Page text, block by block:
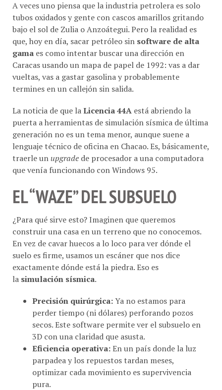
tubos oxidados y gente con cascos amarillos gritando
bajo el sol de Zulia o Anzoátegui. Pero la realidad es
que, hoy en día, sacar petróleo sinsoftware de alta
gamaes como intentar buscar una dirección en
Caracas usando un mapa de papel de 1992: vas a dar
vueltas, vas a gastar gasolina y probablemente
termines en un callejón sin salida.
puerta a herramientas de simulación sísmica de última
generación no es un tema menor, aunque suene a
lenguaje técnico de oficina en Chacao. Es, básicamente,
traerle unupgradede procesador a una computadora
que venía funcionando con Windows 95.
EL “WAZE” DEL SUBSUELO
construir una casa en un terreno que no conocemos.
En vez de cavar huecos a lo loco para ver dónde el
suelo es firme, usamos un escáner que nos dice
exactamente dónde está la piedra. Eso es
lasimulación sísmica.
perder tiempo (ni dólares) perforando pozos
secos. Este software permite ver el subsuelo en
3D con una claridad que asusta.
Eficiencia operativa:En un país donde la luz
parpadea y los repuestos tardan meses,
optimizar cada movimiento es supervivencia
pura.
Transferencia de conocimiento: